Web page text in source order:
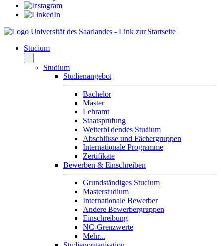
Studium
Studium
Studienangebot
Bachelor
Master
Lehramt
Staatsprüfung
Weiterbildendes Studium
Abschlüsse und Fächergruppen
Internationale Programme
Zertifikate
Bewerben & Einschreiben
Grundständiges Studium
Masterstudium
Internationale Bewerber
Andere Bewerbergruppen
Einschreibung
NC-Grenzwerte
Mehr...